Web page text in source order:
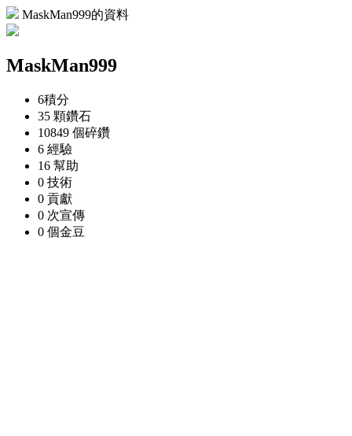
MaskMan999的資料
MaskMan999
6積分
35 顆鑽石
10849 個碎鑽
6 經驗
16 幫助
0 技術
0 貢獻
0 次宣傳
0 個金豆